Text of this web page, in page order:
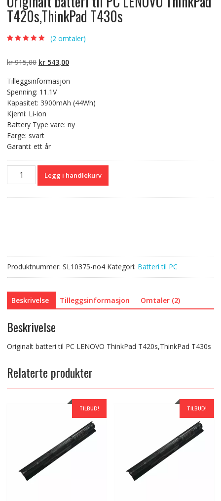
T420s,ThinkPad T430s
kundevurderinger
(2omtaler)
kr915,00 Opprinnelig
var:
kr 915,00.
kr543,00Nåværende
er:
Tilleggsinformasjon
Spenning: 11.1V
Kapasitet: 3900mAh (44Wh)
Kjemi: Li-ion
Battery Type vare: ny
Farge: svart
Garanti: ett år
Originalt
batteri
antall
Legg i handlekurv
Produktnummer: SL10375-no4 Kategori: Batteri til PC
Beskrivelse Tilleggsinformasjon Omtaler (2)
Beskrivelse
Originalt batteri til PC LENOVO ThinkPad T420s,ThinkPad T430s
Relaterte produkter
TILBUD! TILBUD!